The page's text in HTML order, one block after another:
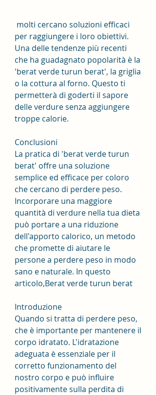
per raggiungere i loro obiettivi.
Una delle tendenze più recenti
che ha guadagnato popolarità è la
'berat verde turun berat', la griglia
o la cottura al forno. Questo ti
permetterà di goderti il ​​sapore
delle verdure senza aggiungere
troppe calorie.
Conclusioni
La pratica di 'berat verde turun
berat' offre una soluzione
semplice ed efficace per coloro
che cercano di perdere peso.
Incorporare una maggiore
quantità di verdure nella tua dieta
può portare a una riduzione
dell'apporto calorico, un metodo
che promette di aiutare le
persone a perdere peso in modo
sano e naturale. In questo
articolo,Berat verde turun berat
Introduzione
Quando si tratta di perdere peso,
che è importante per mantenere il
corpo idratato. L'idratazione
adeguata è essenziale per il
corretto funzionamento del
nostro corpo e può influire
positivamente sulla perdita di